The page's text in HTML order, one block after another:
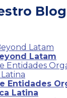
Blog
Latam
Entidades
Latina